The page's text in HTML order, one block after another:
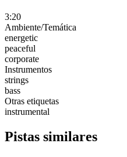
3:20
Ambiente/Temática
energetic
peaceful
corporate
Instrumentos
strings
bass
Otras etiquetas
instrumental
Pistas similares